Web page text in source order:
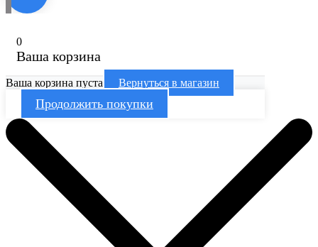
0
Ваша корзина
Ваша корзина пуста Вернуться в магазин
Продолжить покупки